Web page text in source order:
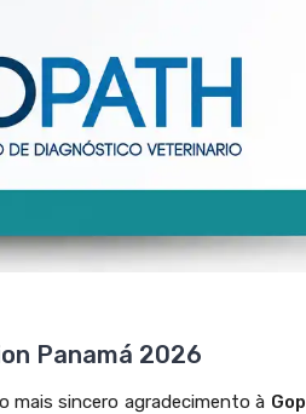
Panamá 2026
mais sincero agradecimento à